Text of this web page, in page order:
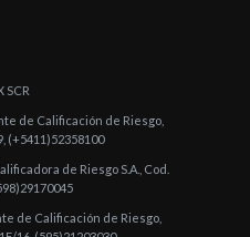
SCR
de Calificación de Riesgo,
(+5411)52358100
de Riesgo S.A., Cod.
de Calificación de Riesgo,